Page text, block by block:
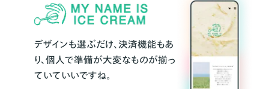
デザインも選ぶだけ、決済機能もあ
り、個人で準備が大変なものが揃っ
ていていいですね。